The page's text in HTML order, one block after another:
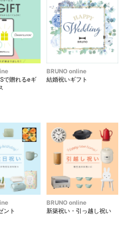
で贈れるeギ
BRUNO online
結婚祝いギフト
ント
BRUNO online
新築祝い・引っ越し祝い